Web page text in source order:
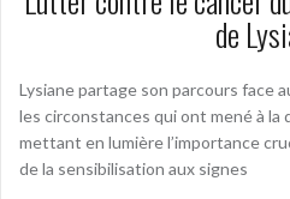
de
Lysiane partage son parcours face
les circonstances qui ont mené à la
mettant en lumière l’importance
de la sensibilisation aux signes